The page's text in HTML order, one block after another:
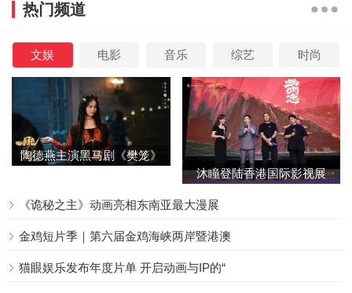
过限制赛车的动力，让张驰只从起跑线开出半米就遭遇重
挫。面对车迷发出的“退票”“只会开一个地图”等指责谩骂，
看似平静的一句“我也要干活了”之中，实则燃烧着怒火与斗
志。
热门频道
文娱 电影 音乐 综艺 时尚
陶德燕主演黑马剧《樊笼》
沐瞳登陆香港国际影视展
《诡秘之主》动画亮相东南亚最大漫展
金鸡短片季｜第六届金鸡海峡两岸暨港澳
猫眼娱乐发布年度片单 开启动画与IP的“